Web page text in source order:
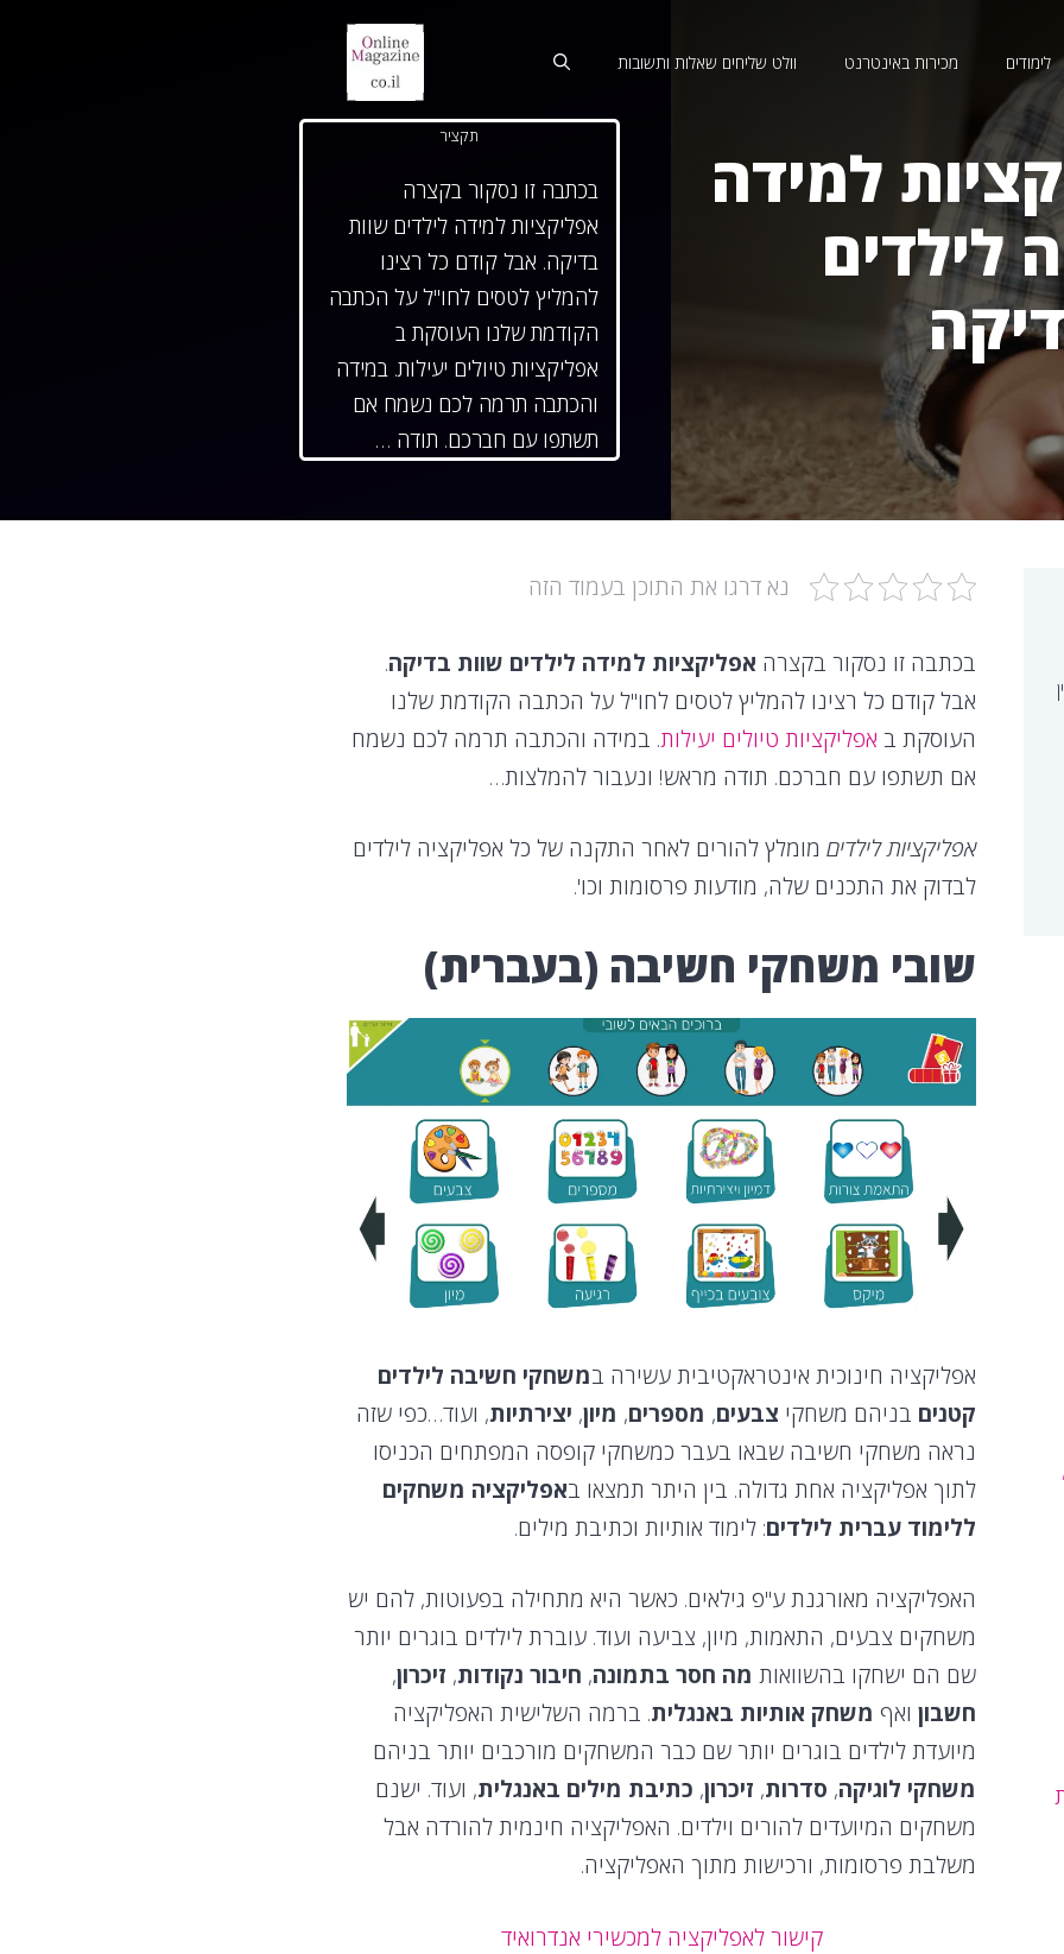
לימודים מכירות באינטרנט וולט שליחים שאלות ותשובות
למידה
לילדים
תקציר
בכתבה זו נסקור בקצרה
אפליקציות למידה לילדים שוות
בדיקה. אבל קודם כל רצינו
להמליץ לטסים לחו"ל על הכתבה
הקודמת שלנו העוסקת ב
אפליקציות טיולים יעילות. במידה
והכתבה תרמה לכם נשמח אם
תשתפו עם חברכם. תודה …
נא דרגו את התוכן בעמוד הזה
בכתבה זו נסקור בקצרה אפליקציות למידה לילדים שוות בדיקה.
אבל קודם כל רצינו להמליץ לטסים לחו"ל על הכתבה הקודמת שלנו
העוסקת ב אפליקציות טיולים יעילות. במידה והכתבה תרמה לכם נשמח
אם תשתפו עם חברכם. תודה מראש! ונעבור להמלצות…
אפליקציות לילדים מומלץ להורים לאחר התקנה של כל אפליקציה לילדים
לבדוק את התכנים שלה, מודעות פרסומות וכו'.
שובי משחקי חשיבה (בעברית)
אפליקציה חינוכית אינטראקטיבית עשירה במשחקי חשיבה לילדים
קטנים בניהם משחקי צבעים, מספרים, מיון, יצירתיות, ועוד…כפי שזה
נראה משחקי חשיבה שבאו בעבר כמשחקי קופסה המפתחים הכניסו
לתוך אפליקציה אחת גדולה. בין היתר תמצאו באפליקציה משחקים
ללימוד עברית לילדים: לימוד אותיות וכתיבת מילים.
האפליקציה מאורגנת ע"פ גילאים. כאשר היא מתחילה בפעוטות, להם יש
משחקים צבעים, התאמות, מיון, צביעה ועוד. עוברת לילדים בוגרים יותר
שם הם ישחקו בהשוואות מה חסר בתמונה, חיבור נקודות, זיכרון,
חשבון ואף משחק אותיות באנגלית. ברמה השלישית האפליקציה
מיועדת לילדים בוגרים יותר שם כבר המשחקים מורכבים יותר בניהם
משחקי לוגיקה, סדרות, זיכרון, כתיבת מילים באנגלית, ועוד. ישנם
משחקים המיועדים להורים וילדים. האפליקציה חינמית להורדה אבל
משלבת פרסומות, ורכישות מתוך האפליקציה.
קישור לאפליקציה למכשירי אנדרואיד